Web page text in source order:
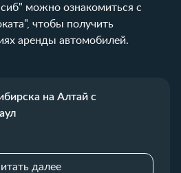
можно ознакомиться с
, чтобы получить
аренды автомобилей.
на Алтай с
далее